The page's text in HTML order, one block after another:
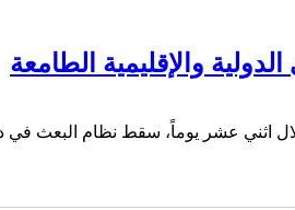
والإقليمية الطامعة
اثني عشر يوماً، سقط نظام